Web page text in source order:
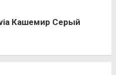
Кашемир Серый